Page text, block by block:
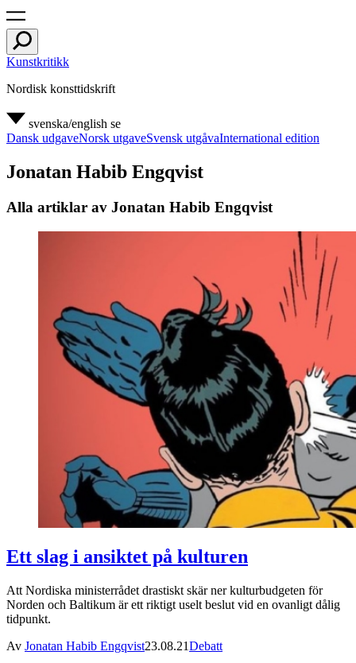
Kunstkritikk
Nordisk konsttidskrift
svenska/english se
Dansk udgaveNorsk utgaveSvensk utgåvaInternational edition
Jonatan Habib Engqvist
Alla artiklar av Jonatan Habib Engqvist
Ett slag i ansiktet på kulturen
Att Nordiska ministerrådet drastiskt skär ner kulturbudgeten för
Norden och Baltikum är ett riktigt uselt beslut vid en ovanligt dålig
tidpunkt.
Av Jonatan Habib Engqvist23.08.21Debatt